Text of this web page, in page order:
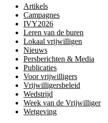
Artikels
Campagnes
IVY2026
Leren van de buren
Lokaal vrijwilligen
Nieuws
Persberichten & Media
Publicaties
Voor vrijwilligers
Vrijwilligersbeleid
Wedstrijd
Week van de Vrijwilliger
Wetgeving